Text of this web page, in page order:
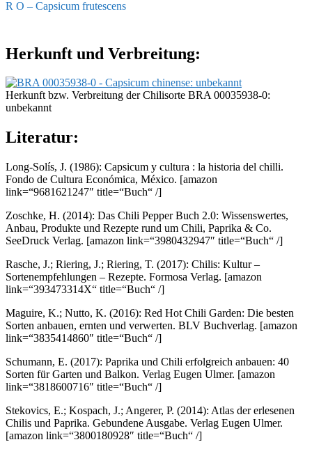
R O – Capsicum frutescens
Herkunft und Verbreitung:
Herkunft bzw. Verbreitung der Chilisorte BRA 00035938-0:
unbekannt
Literatur:
Long-Solís, J. (1986): Capsicum y cultura : la historia del chilli.
Fondo de Cultura Económica, México. [amazon
link=“9681621247″ title=“Buch“ /]
Zoschke, H. (2014): Das Chili Pepper Buch 2.0: Wissenswertes,
Anbau, Produkte und Rezepte rund um Chili, Paprika & Co.
SeeDruck Verlag. [amazon link=“3980432947″ title=“Buch“ /]
Rasche, J.; Riering, J.; Riering, T. (2017): Chilis: Kultur –
Sortenempfehlungen – Rezepte. Formosa Verlag. [amazon
link=“393473314X“ title=“Buch“ /]
Maguire, K.; Nutto, K. (2016): Red Hot Chili Garden: Die besten
Sorten anbauen, ernten und verwerten. BLV Buchverlag. [amazon
link=“3835414860″ title=“Buch“ /]
Schumann, E. (2017): Paprika und Chili erfolgreich anbauen: 40
Sorten für Garten und Balkon. Verlag Eugen Ulmer. [amazon
link=“3818600716″ title=“Buch“ /]
Stekovics, E.; Kospach, J.; Angerer, P. (2014): Atlas der erlesenen
Chilis und Paprika. Gebundene Ausgabe. Verlag Eugen Ulmer.
[amazon link=“3800180928″ title=“Buch“ /]